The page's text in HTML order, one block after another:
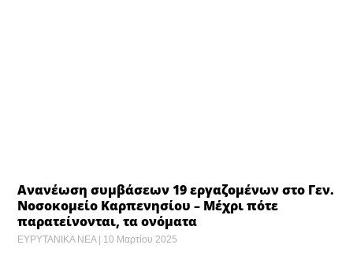
Ανανέωση συμβάσεων 19 εργαζομένων στο Γεν.
Νοσοκομείο Καρπενησίου – Μέχρι πότε
παρατείνονται, τα ονόματα
ΕΥΡΥΤΑΝΙΚΑ ΝΕΑ 10 Μαρτίου 2025